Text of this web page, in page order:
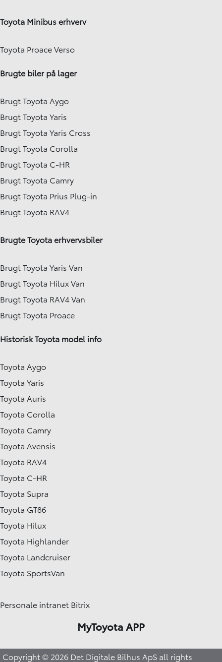
Toyota Minibus erhverv
Toyota Proace Verso
Brugte biler på lager
Brugt Toyota Aygo
Brugt Toyota Yaris
Brugt Toyota Yaris Cross
Brugt Toyota Corolla
Brugt Toyota C-HR
Brugt Toyota Camry
Brugt Toyota Prius Plug-in
Brugt Toyota RAV4
Brugte Toyota erhvervsbiler
Brugt Toyota Yaris Van
Brugt Toyota Hilux Van
Brugt Toyota RAV4 Van
Brugt Toyota Proace
Historisk Toyota model info
Toyota Aygo
Toyota Yaris
Toyota Auris
Toyota Corolla
Toyota Camry
Toyota Avensis
Toyota RAV4
Toyota C-HR
Toyota Supra
Toyota GT86
Toyota Hilux
Toyota Highlander
Toyota Landcruiser
Toyota SportsVan
Personale intranet Bitrix
MyToyota APP
Copyright © 2026 Det Digitale Bilhus ApS all rights